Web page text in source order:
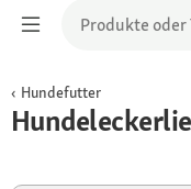
Hundefutter